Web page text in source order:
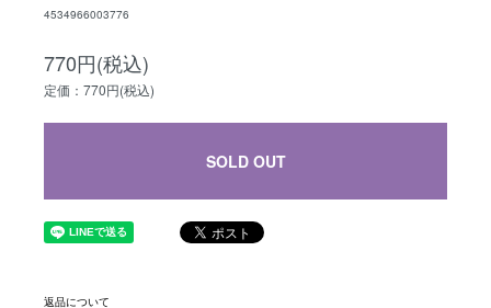
4534966003776
770円(税込)
定価：770円(税込)
SOLD OUT
返品について